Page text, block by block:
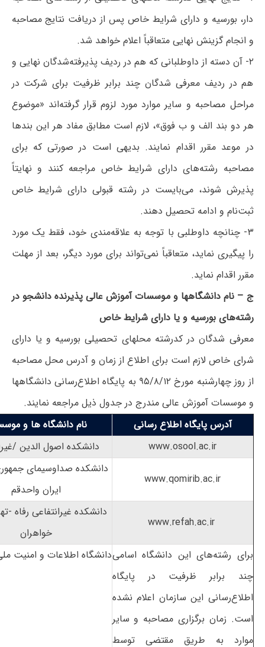
دار، بورسیه و دارای شرایط خاص پس از دریافت نتایج مصاحبه
و انجام گزینش نهایی متعاقباً اعلام خواهد شد.
۲- آن دسته از داوطلبانی که هم در ردیف پذیرفته‌شدگان نهایی و
هم در ردیف معرفی شدگان چند برابر ظرفیت برای شرکت در
مراحل مصاحبه و سایر موارد مورد لزوم قرار گرفته‌اند «موضوع
هر دو بند الف و ب فوق»، لازم است مطابق مفاد هر این بندها
در موعد مقرر اقدام نمایند. بدیهی است در صورتی که برای
مصاحبه رشته‌های دارای شرایط خاص مراجعه کنند و نهایتاً
پذیرش شوند، می‌بایست در رشته قبولی دارای شرایط خاص
ثبت‌نام و ادامه تحصیل دهند.
۳- چنانچه داوطلبی با توجه به علاقه‌مندی خود، فقط یک مورد
را پیگیری نماید، متعاقباً نمی‌تواند برای مورد دیگر، بعد از مهلت
مقرر اقدام نماید.
ج – نام دانشگاهها و موسسات آموزش عالی پذیرنده دانشجو در
رشته‌های بورسیه و یا دارای شرایط خاص
معرفی شدگان در کدرشته محلهای تحصیلی بورسیه و یا دارای
شرای خاص لازم است برای اطلاع از زمان و آدرس محل مصاحبه
از روز چهارشنبه مورخ ۹۵/۸/۱۲ به پایگاه اطلاع‌رسانی دانشگاهها
و موسسات آموزش عالی مندرج در جدول ذیل مراجعه نمایند.
آدرس پایگاه اطلاع رسانی
نام دانشگاه ها و
www.osool.ac.ir
دانشکده اصول الدین /
www.qomirib.ac.ir
دانشکده صداوسیمای
ایران واحدقم
www.refah.ac.ir
دانشکده غیرانتفاعی رفاه -
خواهران
برای رشته‌های این دانشگاه اسامی
چند برابر ظرفیت در پایگاه
اطلاع‌رسانی این سازمان اعلام نشده
است. زمان برگزاری مصاحبه و سایر
موارد به طریق مقتضی توسط
دانشگاه اطلاعات و امنیت